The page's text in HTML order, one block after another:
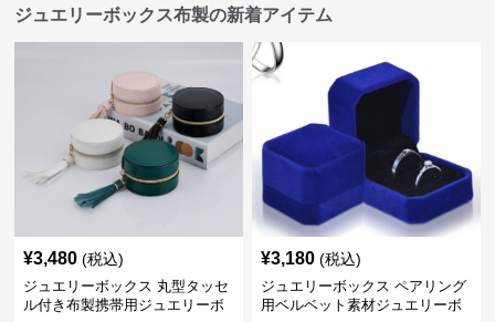
ジュエリーボックス布製の新着アイテム
¥3,480 (税込)
ジュエリーボックス 丸型タッセ
ル付き布製携帯用ジュエリーボ
¥3,180 (税込)
ジュエリーボックス ペアリング
用ベルベット素材ジュエリーボ